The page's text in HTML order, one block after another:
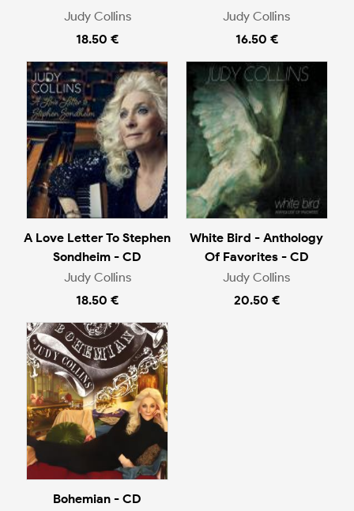
Judy Collins
18.50 €
Judy Collins
16.50 €
A Love Letter To Stephen
Sondheim - CD
Judy Collins
18.50 €
White Bird - Anthology
Of Favorites - CD
Judy Collins
20.50 €
Bohemian - CD